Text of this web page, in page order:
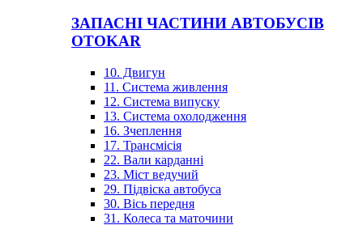
ЗАПАСНІ ЧАСТИНИ АВТОБУСІВ
OTOKAR
10. Двигун
11. Система живлення
12. Система випуску
13. Система охолодження
16. Зчеплення
17. Трансмісія
22. Вали карданні
23. Міст ведучий
29. Підвіска автобуса
30. Вісь передня
31. Колеса та маточини